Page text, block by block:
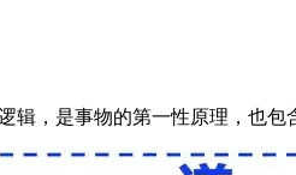
辑，是事物的第一性原理，也包